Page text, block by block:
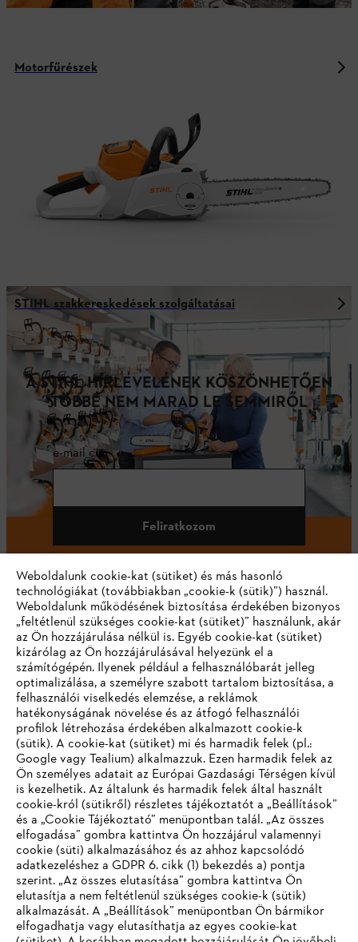
Motorfűrészek
STIHL szakkereskedések szolgáltatásai
A STIHL HÍRLEVELÉNEK KÖSZÖNHETŐEN
TÖBBÉ NEM MARAD LE SEMMIRŐL
e-mail cím
Feliratkozom
#STIHL
Vállalat
STIHL GYIK
Szerviz
IHR BROWSER WIRD NICHT
UNTERSTÜTZT
Sie nutzen einen Browser, den wir noch nicht unterstützen. Für
Weboldalunk cookie-kat (sütiket) és más hasonló
technológiákat (továbbiakban „cookie-k (sütik)”) használ.
Weboldalunk működésének biztosítása érdekében bizonyos
„feltétlenül szükséges cookie-kat (sütiket)” használunk, akár
az Ön hozzájárulása nélkül is. Egyéb cookie-kat (sütiket)
kizárólag az Ön hozzájárulásával helyezünk el a
számítógépén. Ilyenek például a felhasználóbarát jelleg
optimalizálása, a személyre szabott tartalom biztosítása, a
felhasználói viselkedés elemzése, a reklámok
hatékonyságának növelése és az átfogó felhasználói
profilok létrehozása érdekében alkalmazott cookie-k
(sütik). A cookie-kat (sütiket) mi és harmadik felek (pl.:
Google vagy Tealium) alkalmazzuk. Ezen harmadik felek az
Ön személyes adatait az Európai Gazdasági Térségen kívül
is kezelhetik. Az általunk és harmadik felek által használt
cookie-król (sütikről) részletes tájékoztatót a „Beállítások”
és a „Cookie Tájékoztató” menüpontban talál. „Az összes
elfogadása” gombra kattintva Ön hozzájárul valamennyi
cookie (süti) alkalmazásához és az ahhoz kapcsolódó
adatkezeléshez a GDPR 6. cikk (1) bekezdés a) pontja
szerint. „Az összes elutasítása” gombra kattintva Ön
elutasítja a nem feltétlenül szükséges cookie-k (sütik)
alkalmazását. A „Beállítások” menüpontban Ön bármikor
elfogadhatja vagy elutasíthatja az egyes cookie-kat